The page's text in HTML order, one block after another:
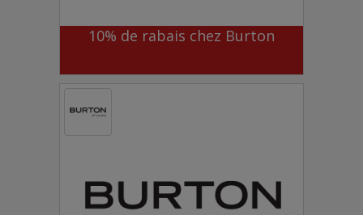
10% de rabais chez Burton